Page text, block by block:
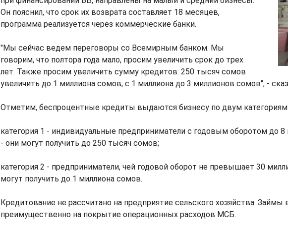
Он пояснил, что срок их возврата составляет 18 месяцев,
программа реализуется через коммерческие банки.
"Мы сейчас ведем переговоры со Всемирным банком. Мы
говорим, что полтора года мало, просим увеличить срок до трех
лет. Также просим увеличить сумму кредитов: 250 тысяч сомов
увеличить до 1 миллиона сомов, с 1 миллиона до 3 миллионов сомов", -
Отметим, беспроцентные кредиты выдаются бизнесу по двум категориям:
категория 1 - индивидуальные предприниматели с годовым оборотом до
- они могут получить до 250 тысяч сомов;
категория 2 - предприниматели, чей годовой оборот не превышает 30
могут получить до 1 миллиона сомов.
Кредитование не рассчитано на предприятие сельского хозяйства.
преимущественно на покрытие операционных расходов МСБ.